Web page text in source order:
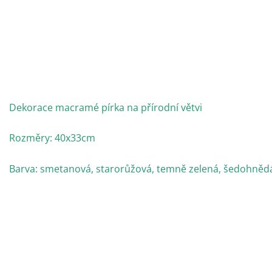
Dekorace macramé pírka na přírodní větvi
Rozměry: 40x33cm
Barva: smetanová, starorůžová, temně zelená,